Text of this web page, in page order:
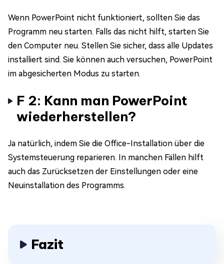
Wenn PowerPoint nicht funktioniert, sollten Sie das
Programm neu starten. Falls das nicht hilft, starten Sie
den Computer neu. Stellen Sie sicher, dass alle Updates
installiert sind. Sie können auch versuchen, PowerPoint
im abgesicherten Modus zu starten.
F 2: Kann man PowerPoint
wiederherstellen?
Ja natürlich, indem Sie die Office-Installation über die
Systemsteuerung reparieren. In manchen Fällen hilft
auch das Zurücksetzen der Einstellungen oder eine
Neuinstallation des Programms.
Fazit